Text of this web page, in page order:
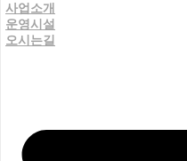
사업소개
운영시설
오시는길